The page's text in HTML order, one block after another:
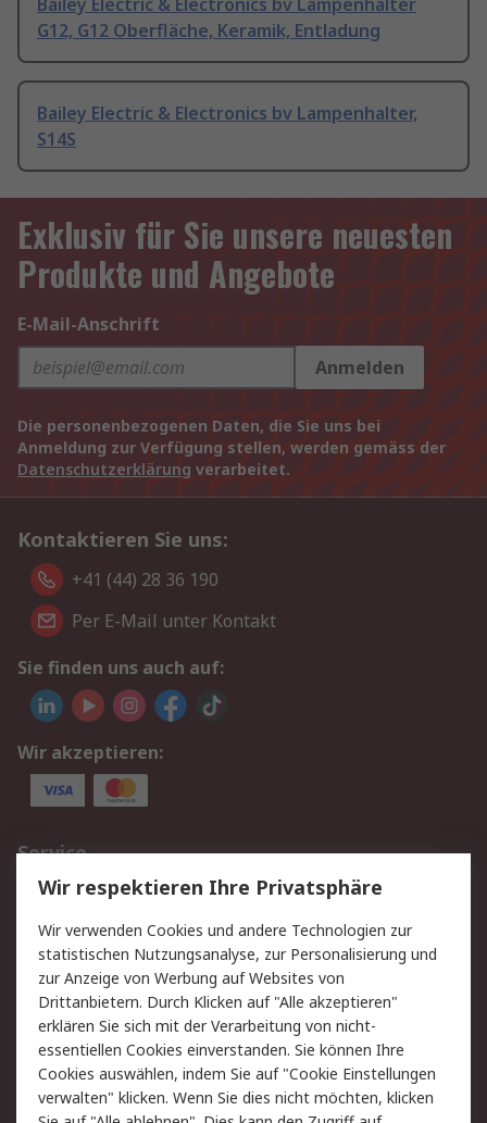
Bailey Electric & Electronics bv Lampenhalter
G12, G12 Oberfläche, Keramik, Entladung
Bailey Electric & Electronics bv Lampenhalter,
S14S
Exklusiv für Sie unsere neuesten
Produkte und Angebote
E-Mail-Anschrift
Anmelden
Die personenbezogenen Daten, die Sie uns bei
Anmeldung zur Verfügung stellen, werden gemäss der
Datenschutzerklärung verarbeitet.
Kontaktieren Sie uns:
+41 (44) 28 36 190
Per E-Mail unter Kontakt
Sie finden uns auch auf:
Wir akzeptieren:
Service
Value Added Services
Lieferlösungen
Rücksendungen
Kontakt
Hilfe
Rechtliches
AGB
Datenschutz
Cookie-Richtlinie
Zahlungsbedingungen
Copyright/Impressum
Wir respektieren Ihre Privatsphäre
Wir verwenden Cookies und andere Technologien zur
statistischen Nutzungsanalyse, zur Personalisierung und
zur Anzeige von Werbung auf Websites von
Drittanbietern. Durch Klicken auf "Alle akzeptieren"
erklären Sie sich mit der Verarbeitung von nicht-
essentiellen Cookies einverstanden. Sie können Ihre
Cookies auswählen, indem Sie auf "Cookie Einstellungen
verwalten" klicken. Wenn Sie dies nicht möchten, klicken